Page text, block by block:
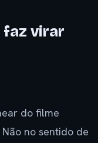
faz virar
do filme
no sentido de